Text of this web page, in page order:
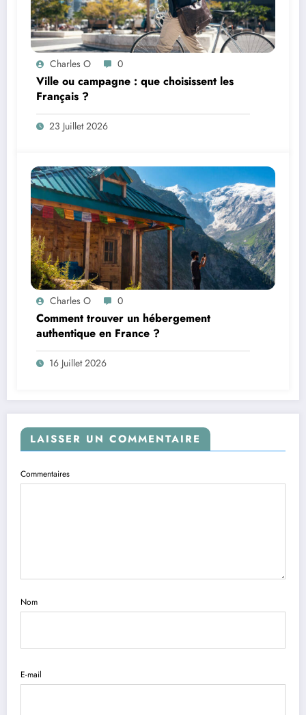
Charles O 0
Ville ou campagne : que choisissent les
Français ?
23 Juillet 2026
Charles O 0
Comment trouver un hébergement
authentique en France ?
16 Juillet 2026
LAISSER UN COMMENTAIRE
Commentaires
Nom
E-mail